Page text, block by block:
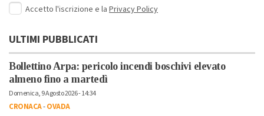
Accetto l'iscrizione e la Privacy Policy
ULTIMI PUBBLICATI
Bollettino Arpa: pericolo incendi boschivi elevato
almeno fino a martedì
Domenica, 9 Agosto 2026 - 14:34
CRONACA-OVADA